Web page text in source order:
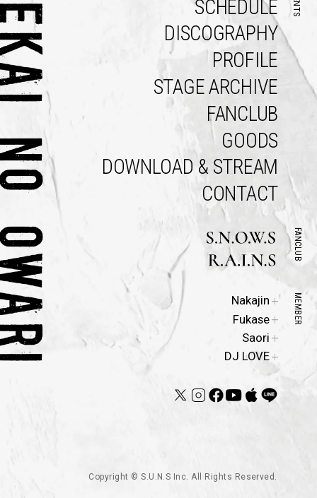
SCHEDULE
DISCOGRAPHY
PROFILE
STAGE ARCHIVE
FANCLUB
GOODS
DOWNLOAD & STREAM
CONTACT
FANCLUB
MEMBER
Nakajin
Official
Site
Fukase
Official
Site
Saori
DJ LOVE
Copyright © S.U.N.S Inc. All Rights Reserved.